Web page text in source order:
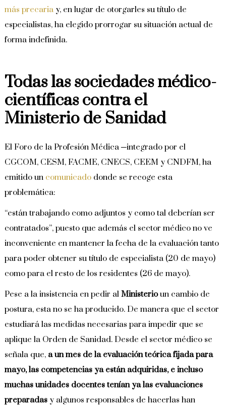
más precaria y, en lugar de otorgarles su título de
especialistas, ha elegido prorrogar su situación actual de
forma indefinida.
Todas las sociedades médico-
científicas contra el
Ministerio de Sanidad
El Foro de la Profesión Médica ─integrado por el
CGCOM, CESM, FACME, CNECS, CEEM y CNDFM, ha
emitido un comunicado donde se recoge esta
problemática:
“están trabajando como adjuntos y como tal deberían ser
contratados”, puesto que además el sector médico no ve
inconveniente en mantener la fecha de la evaluación tanto
para poder obtener su título de especialista (20 de mayo)
como para el resto de los residentes (26 de mayo).
Pese a la insistencia en pedir alMinisterioun cambio de
postura, esta no se ha producido. De manera que el sector
estudiará las medidas necesarias para impedir que se
aplique la Orden de Sanidad. Desde el sector médico se
señala que, a un mes de la evaluación teórica fijada para
mayo, las competencias ya están adquiridas, e incluso
muchas unidades docentes tenían ya las evaluaciones
preparadas y algunos responsables de hacerlas han